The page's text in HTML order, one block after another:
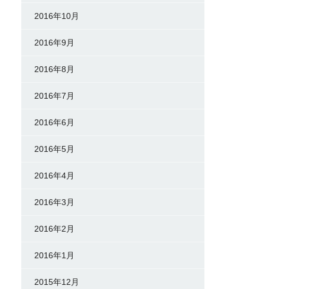
2016年10月
2016年9月
2016年8月
2016年7月
2016年6月
2016年5月
2016年4月
2016年3月
2016年2月
2016年1月
2015年12月